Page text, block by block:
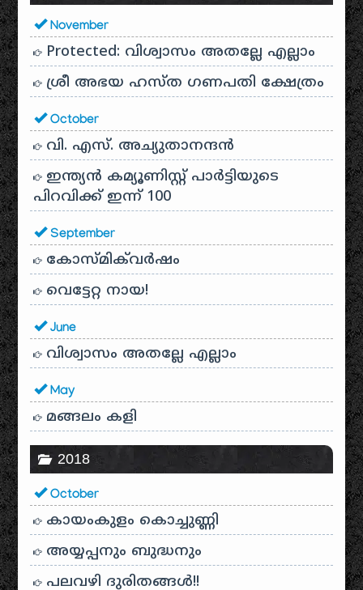
November
Protected: വിശ്വാസം അതല്ലേ എല്ലാം
ശ്രീ അഭയ ഹസ്ത ഗണപതി ക്ഷേത്രം
October
വി. എസ്. അച്യുതാനന്ദൻ
ഇന്ത്യൻ കമ്യൂണിസ്റ്റ് പാർട്ടിയുടെ
പിറവിക്ക് ഇന്ന് 100
September
കോസ്മിക്‌വർഷം
വെട്ടേറ്റ നായ!
June
വിശ്വാസം അതല്ലേ എല്ലാം
May
മങ്ങലം കളി
2018
October
കായം‌കുളം കൊച്ചുണ്ണി
അയ്യപ്പനും ബുദ്ധനും
പലവഴി ദുരിതങ്ങൾ!!